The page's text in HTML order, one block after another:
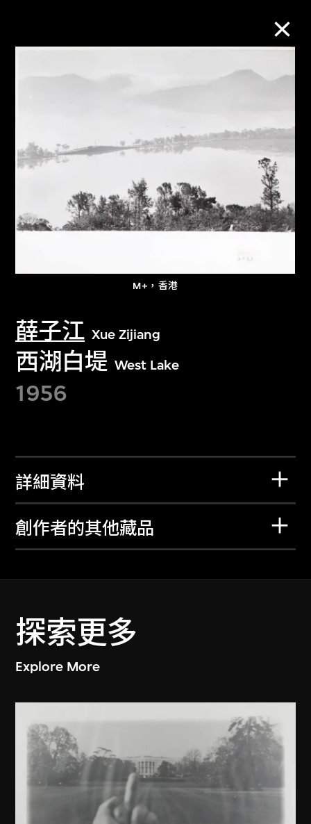
M+，香港
薛子江 Xue Zijiang
西湖白堤 West Lake
1956
詳細資料
創作者的其他藏品
探索更多
Explore More
搜索
關於M+藏品
探索世界頂級的二十及二十一世紀視覺